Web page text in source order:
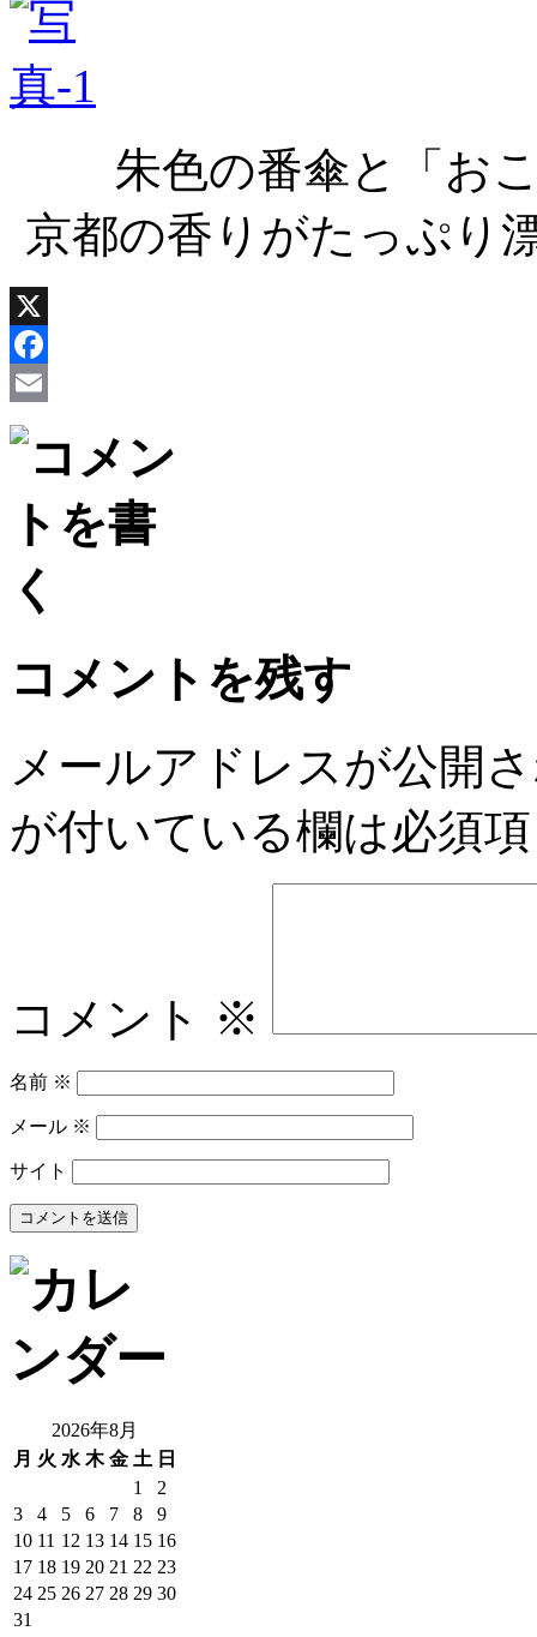
朱色の番傘と「お
京都の香りがたっぷり
X
Facebook
Email
コメントを残す
メールアドレスが公開
が付いている欄は必須
コメント ※
名前 ※
メール ※
サイト
2026年8月
月 火 水 木 金 土 日
1
2
3
4 5 6 7 8
9
10 11 12 13 14 15 16
17 18 19 20 21 22 23
24 25 26 27 28 29 30
31